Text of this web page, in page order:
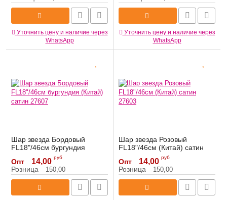
Уточнить цену и наличие через
WhatsApp
Уточнить цену и наличие через
WhatsApp
Шар звезда Бордовый
FL18"/46см бургундия
(Китай) сатин 27607
Артикул: 27607
Опт 14,00 руб
Розница 150,00
Шар звезда Розовый
FL18"/46см (Китай) сатин
Артикул: 27603
Опт 14,00 руб
Розница 150,00